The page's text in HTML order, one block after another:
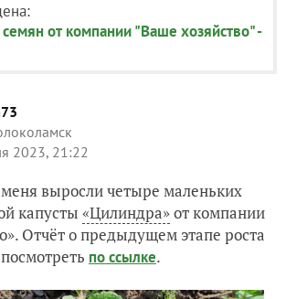
от компании "Ваше хозяйство" -
2023, 21:22
выросли четыре маленьких
капусты «Цилиндра»от компании
Отчёт о предыдущем этапе роста
по ссылке.